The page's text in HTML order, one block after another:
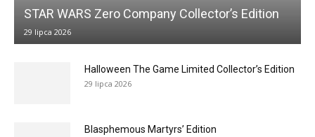
STAR WARS Zero Company Collector’s Edition
29 lipca 2026
Halloween The Game Limited Collector’s Edition
29 lipca 2026
Blasphemous Martyrs’ Edition